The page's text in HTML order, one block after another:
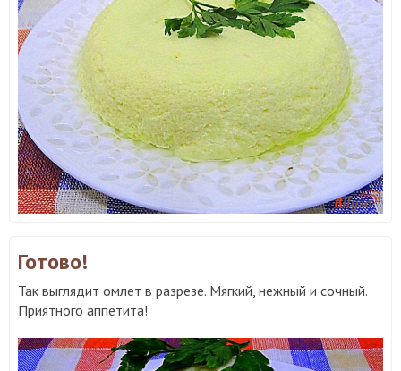
Готово!
Так выглядит омлет в разрезе. Мягкий, нежный и сочный.
Приятного аппетита!